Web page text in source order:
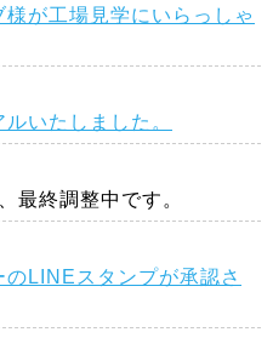
が工場見学にいらっしゃ
いたしました。
最終調整中です。
LINEスタンプが承認さ